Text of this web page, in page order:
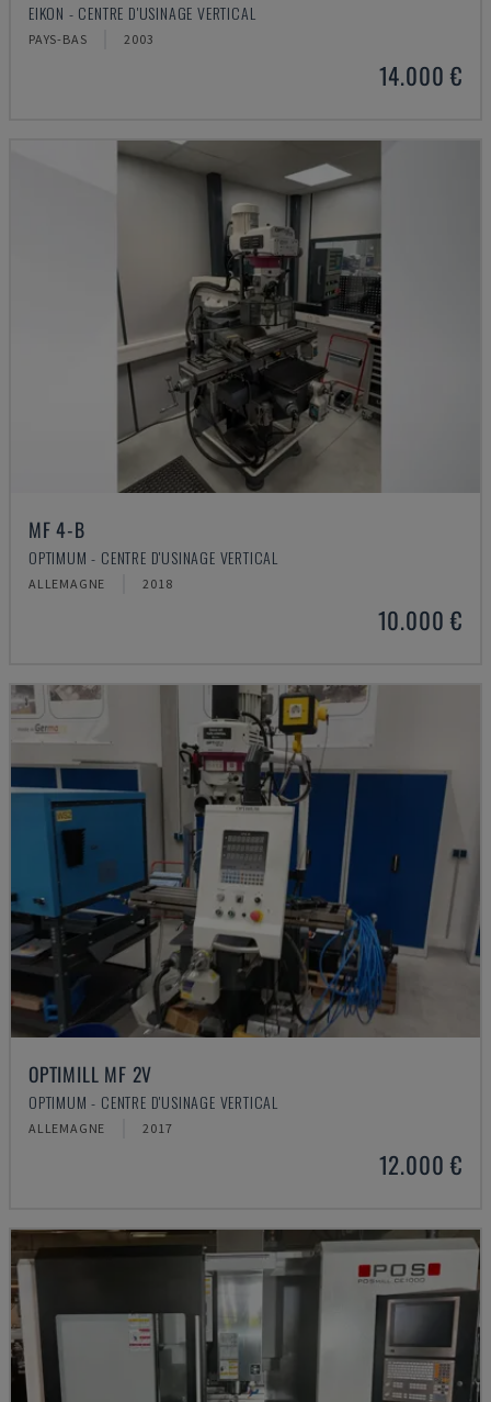
EIKON - CENTRE D'USINAGE VERTICAL
PAYS-BAS 2003
14.000 €
MF 4-B
OPTIMUM - CENTRE D'USINAGE VERTICAL
ALLEMAGNE 2018
10.000 €
OPTIMILL MF 2V
OPTIMUM - CENTRE D'USINAGE VERTICAL
ALLEMAGNE 2017
12.000 €